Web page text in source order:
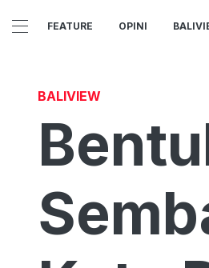
FEATURE OPINI
BALIVIEW